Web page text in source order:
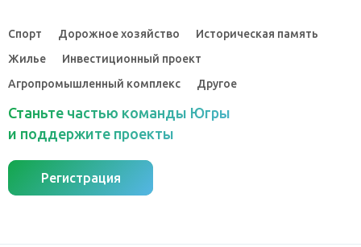
Спорт Дорожное хозяйство
Историческая память
Жилье
Инвестиционный проект
Агропромышленный комплекс
Другое
Станьте частью команды Югры
и поддержите проекты
Регистрация